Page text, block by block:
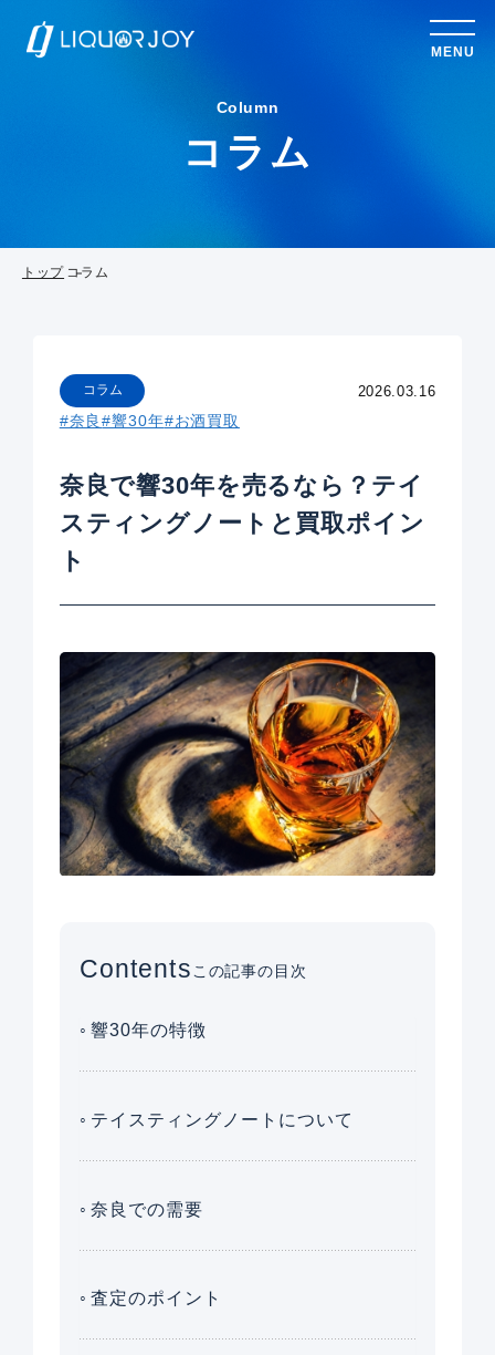
MENU
Column
コラム
トップ コラム
2026.03.16
コラム
#奈良#響30年#お酒買取
奈良で響30年を売るなら？テイ
スティングノートと買取ポイン
ト
Contentsこの記事の目次
響30年の特徴
テイスティングノートについて
奈良での需要
査定のポイント